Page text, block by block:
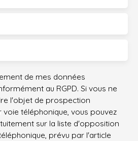
de mes données
au RGPD. Si vous ne
l'objet de prospection
téléphonique, vous pouvez
sur la liste d'opposition
prévu par l'article